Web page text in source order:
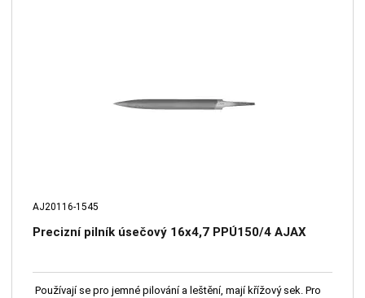
AJ20116-1545
Precizní pilník úsečový 16x4,7 PPÚ150/4 AJAX
Používají se pro jemné pilování a leštění, mají křížový sek. Pro